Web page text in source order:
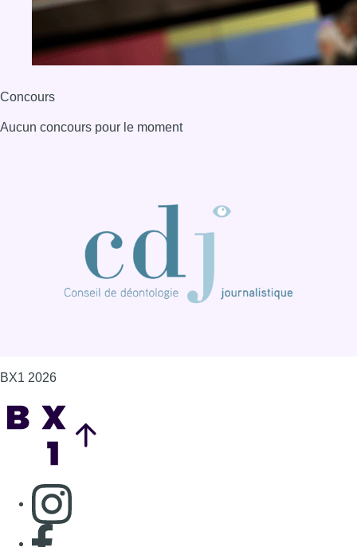
Concours
Aucun concours pour le moment
BX1 2026
Consulter page Instagram
Consulter page Facebook